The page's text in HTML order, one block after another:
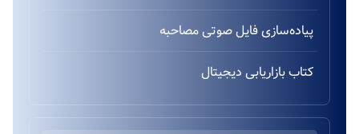
پیاده‌سازی فایل صوتی مصاحبه
کتاب بازاریابی دیجیتال